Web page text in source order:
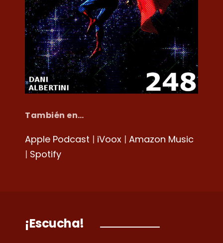
También en…
Apple Podcast | iVoox | Amazon Music
| Spotify
¡Escucha!